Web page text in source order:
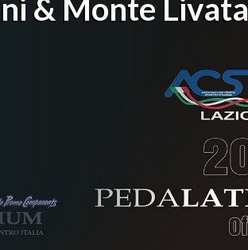
& Monte Livata